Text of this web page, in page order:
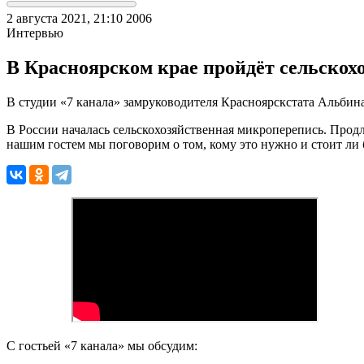
2 августа 2021, 21:10 2006
Интервью
В Красноярском крае пройдёт
В студии «7 канала» замруководителя Красноярскстата
В России началась сельскохозяйственная микроперепись.
нашим гостем мы поговорим о том, кому это нужно и стоит ли
С гостьей «7 канала» мы обсудим: